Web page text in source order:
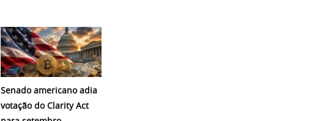
Senado americano adia
votação do Clarity Act